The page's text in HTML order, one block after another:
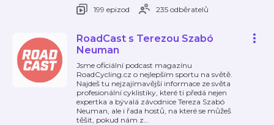
199 epizod
235 odběratelů
RoadCast s Terezou Szabó
Neuman
Jsme oficiální podcast magazínu
RoadCycling.cz o nejlepším sportu na světě.
Najdeš tu nejzajímavější informace ze světa
profesionální cyklistiky, které ti předá nejen
expertka a bývalá závodnice Tereza Szabó
Neuman, ale i řada hostů, na které se můžeš
těšit, pokud nám z…